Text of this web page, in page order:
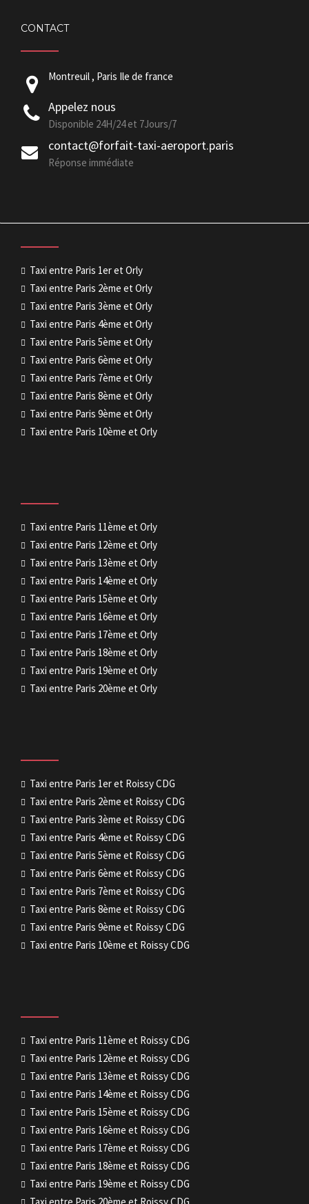
CONTACT
Montreuil , Paris Ile de france
Appelez nous
Disponible 24H/24 et 7Jours/7
contact@forfait-taxi-aeroport.paris
Réponse immédiate
Taxi entre Paris 1er et Orly
Taxi entre Paris 2ème et Orly
Taxi entre Paris 3ème et Orly
Taxi entre Paris 4ème et Orly
Taxi entre Paris 5ème et Orly
Taxi entre Paris 6ème et Orly
Taxi entre Paris 7ème et Orly
Taxi entre Paris 8ème et Orly
Taxi entre Paris 9ème et Orly
Taxi entre Paris 10ème et Orly
Taxi entre Paris 11ème et Orly
Taxi entre Paris 12ème et Orly
Taxi entre Paris 13ème et Orly
Taxi entre Paris 14ème et Orly
Taxi entre Paris 15ème et Orly
Taxi entre Paris 16ème et Orly
Taxi entre Paris 17ème et Orly
Taxi entre Paris 18ème et Orly
Taxi entre Paris 19ème et Orly
Taxi entre Paris 20ème et Orly
Taxi entre Paris 1er et Roissy CDG
Taxi entre Paris 2ème et Roissy CDG
Taxi entre Paris 3ème et Roissy CDG
Taxi entre Paris 4ème et Roissy CDG
Taxi entre Paris 5ème et Roissy CDG
Taxi entre Paris 6ème et Roissy CDG
Taxi entre Paris 7ème et Roissy CDG
Taxi entre Paris 8ème et Roissy CDG
Taxi entre Paris 9ème et Roissy CDG
Taxi entre Paris 10ème et Roissy CDG
Taxi entre Paris 11ème et Roissy CDG
Taxi entre Paris 12ème et Roissy CDG
Taxi entre Paris 13ème et Roissy CDG
Taxi entre Paris 14ème et Roissy CDG
Taxi entre Paris 15ème et Roissy CDG
Taxi entre Paris 16ème et Roissy CDG
Taxi entre Paris 17ème et Roissy CDG
Taxi entre Paris 18ème et Roissy CDG
Taxi entre Paris 19ème et Roissy CDG